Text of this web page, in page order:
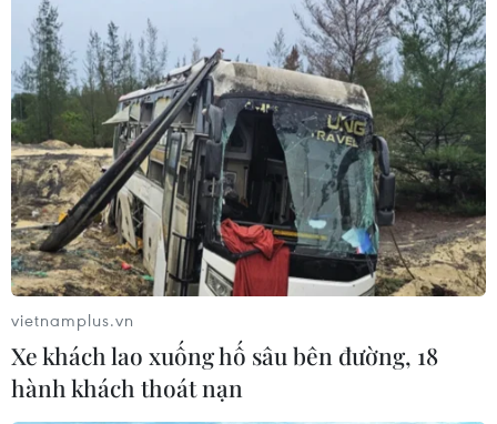
vietnamplus.vn
Xe khách lao xuống hố sâu bên đường, 18
hành khách thoát nạn